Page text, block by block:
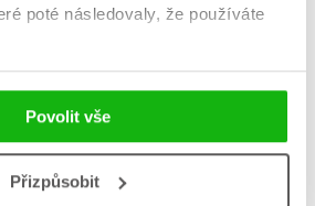
poté následovaly, že používáte
Povolit vše
Přizpůsobit
Do košíku
215 Kč
Do